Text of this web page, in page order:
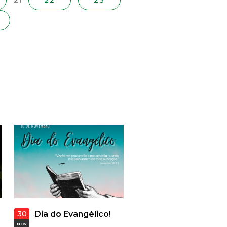
30
NOV
Dia do Evangélico!